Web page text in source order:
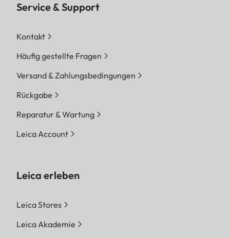
Service & Support
Kontakt
Häufig gestellte Fragen
Versand & Zahlungsbedingungen
Rückgabe
Reparatur & Wartung
Leica Account
Leica erleben
Leica Stores
Leica Akademie